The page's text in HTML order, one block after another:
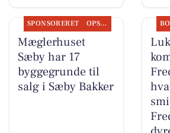
SPONSORERET OPSLAGSTAVLEN
Mæglerhuset
Sæby har 17
byggegrunde til
salg i Sæby Bakker